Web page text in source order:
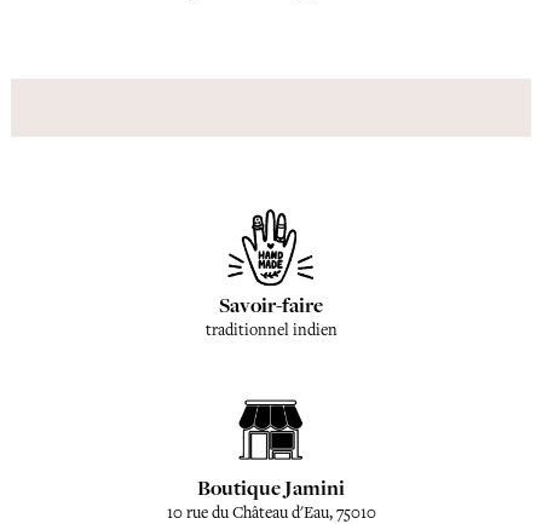
Savoir-faire
traditionnel indien
Boutique Jamini
10 rue du Château d'Eau, 75010